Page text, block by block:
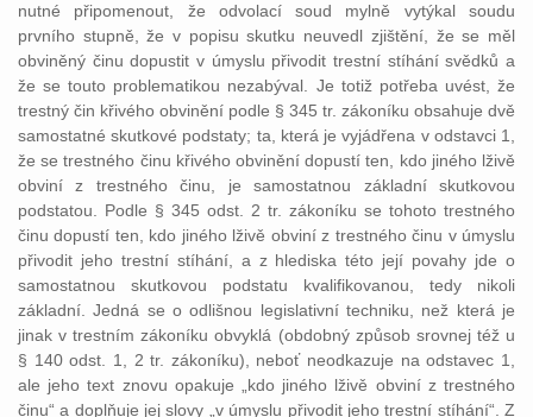
nutné připomenout, že odvolací soud mylně vytýkal soudu
prvního stupně, že v popisu skutku neuvedl zjištění, že se měl
obviněný činu dopustit v úmyslu přivodit trestní stíhání svědků a
že se touto problematikou nezabýval. Je totiž potřeba uvést, že
trestný čin křivého obvinění podle § 345 tr. zákoníku obsahuje dvě
samostatné skutkové podstaty; ta, která je vyjádřena v odstavci 1,
že se trestného činu křivého obvinění dopustí ten, kdo jiného lživě
obviní z trestného činu, je samostatnou základní skutkovou
podstatou. Podle § 345 odst. 2 tr. zákoníku se tohoto trestného
činu dopustí ten, kdo jiného lživě obviní z trestného činu v úmyslu
přivodit jeho trestní stíhání, a z hlediska této její povahy jde o
samostatnou skutkovou podstatu kvalifikovanou, tedy nikoli
základní. Jedná se o odlišnou legislativní techniku, než která je
jinak v trestním zákoníku obvyklá (obdobný způsob srovnej též u
§ 140 odst. 1, 2 tr. zákoníku), neboť neodkazuje na odstavec 1,
ale jeho text znovu opakuje „kdo jiného lživě obviní z trestného
činu“ a doplňuje jej slovy „v úmyslu přivodit jeho trestní stíhání“. Z